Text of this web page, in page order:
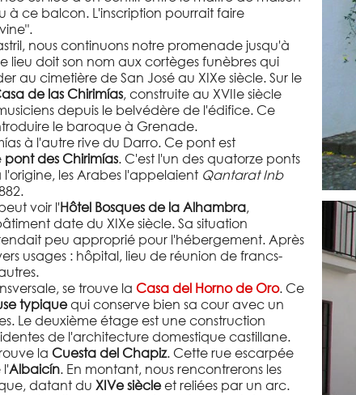
à ce balcon. L'inscription pourrait faire
nous continuons notre promenade jusqu'à
lieu doit son nom aux cortèges funèbres qui
au cimetière de San José au XIXe siècle. Sur le
de las Chirimías, construite au XVIIe siècle
depuis le belvédère de l'édifice. Ce
le baroque à Grenade.
à l'autre rive du Darro. Ce pont est
pont des Chirimías. C'est l'un des quatorze ponts
les Arabes l'appelaient Qantarat Inb
voir l'Hôtel Bosques de la Alhambra,
date du XIXe siècle. Sa situation
peu approprié pour l'hébergement. Après
usages : hôpital, lieu de réunion de francs-
se trouve laCasa del Horno de Oro. Ce
typiquequi conserve bien sa cour avec un
Le deuxième étage est une construction
de l'architecture domestique castillane.
la Cuesta del Chapiz. Cette rue escarpée
l'Albaicín. En montant, nous rencontrerons les
datant duXIVe siècleet reliées par un arc.